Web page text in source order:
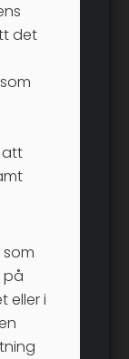
det
att
på
eller i